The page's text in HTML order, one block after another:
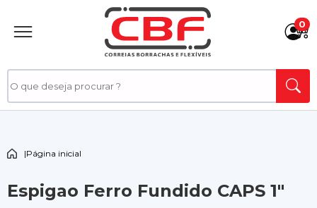
0
|Página inicial
Espigao Ferro Fundido CAPS 1"